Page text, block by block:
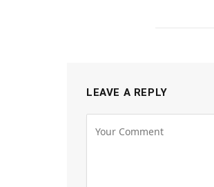
LEAVE A REPLY